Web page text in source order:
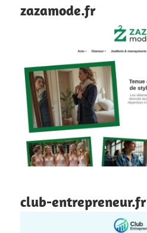
zazamode.fr
club-entrepreneur.fr